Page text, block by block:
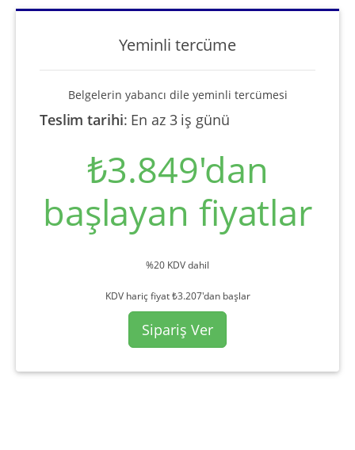
Yeminli tercüme
Belgelerin yabancı dile yeminli tercümesi
Teslim tarihi: En az 3 iş günü
₺3.849'dan
başlayan fiyatlar
%20 KDV dahil
KDV hariç fiyat ₺3.207'dan başlar
Sipariş Ver